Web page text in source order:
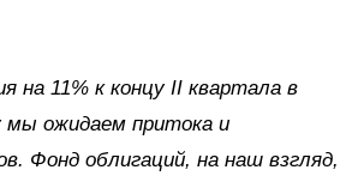
на 11% к концу II квартала в
мы ожидаем притока и
Фонд облигаций, на наш взгляд,